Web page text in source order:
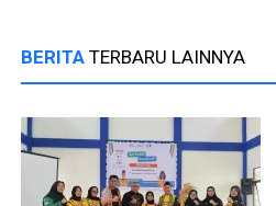
BERITA TERBARU LAINNYA